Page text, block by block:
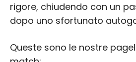
rigore, chiudendo con un
dopo uno sfortunato
Queste sono le nostre